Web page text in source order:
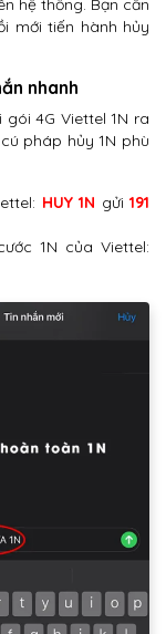
hệ thống. Bạn cần
mới tiến hành hủy
nhanh
4G Viettel 1N ra
pháp hủy 1N phù
HUY 1N gửi 191
1N của Viettel: